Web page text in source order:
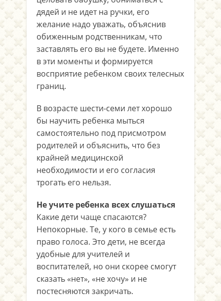
дядей и не идет на ручки, его
желание надо уважать, объяснив
обиженным родственникам, что
заставлять его вы не будете. Именно
в эти моменты и формируется
восприятие ребенком своих телесных
границ.
В возрасте шести-семи лет хорошо
бы научить ребенка мыться
самостоятельно под присмотром
родителей и объяснить, что без
крайней медицинской
необходимости и его согласия
трогать его нельзя.
Не учите ребенка всех слушаться
Какие дети чаще спасаются?
Непокорные. Те, у кого в семье есть
право голоса. Это дети, не всегда
удобные для учителей и
воспитателей, но они скорее смогут
сказать «нет», «не хочу» и не
постесняются закричать.